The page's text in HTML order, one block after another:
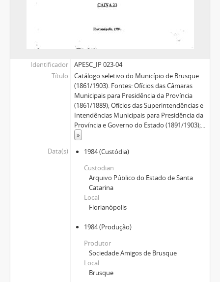
Identificador
APESC_IP 023-04
Título
Catálogo seletivo do Município de Brusque
(1861/1903). Fontes: Ofícios das Câmaras
Municipais para Presidência da Província
(1861/1889); Ofícios das Superintendências e
Intendências Municipais para Presidência da
Província e Governo do Estado (1891/1903);...
»
Data(s)
1984(Custódia)
Custodian
Arquivo Público do Estado de Santa
Catarina
Local
Florianópolis
1984(Produção)
Produtor
Sociedade Amigos de Brusque
Local
Brusque